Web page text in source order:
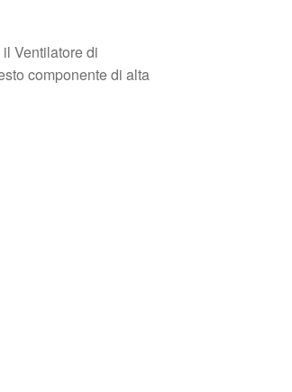
Ventilatore di
componente di alta